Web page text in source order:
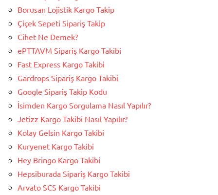
Borusan Lojistik Kargo Takip
Çiçek Sepeti Sipariş Takip
Cihet Ne Demek?
ePTTAVM Sipariş Kargo Takibi
Fast Express Kargo Takibi
Gardrops Sipariş Kargo Takibi
Google Sipariş Takip Kodu
İsimden Kargo Sorgulama Nasıl Yapılır?
Jetizz Kargo Takibi Nasıl Yapılır?
Kolay Gelsin Kargo Takibi
Kuryenet Kargo Takibi
Hey Bringo Kargo Takibi
Hepsiburada Sipariş Kargo Takibi
Arvato SCS Kargo Takibi